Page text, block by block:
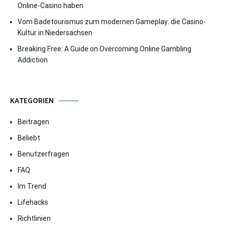
Online-Casino haben
Vom Badetourismus zum modernen Gameplay: die Casino-
Kultur in Niedersachsen
Breaking Free: A Guide on Overcoming Online Gambling
Addiction
KATEGORIEN
Beitragen
Beliebt
Benutzerfragen
FAQ
Im Trend
Lifehacks
Richtlinien